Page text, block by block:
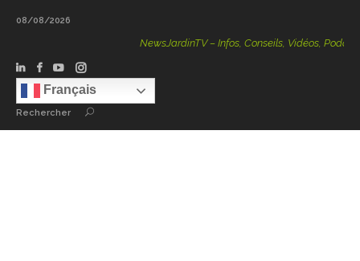
08/08/2026
NewsJardinTV – Infos, Conseils, Vidéos, Podcasts –
Français
Rechercher